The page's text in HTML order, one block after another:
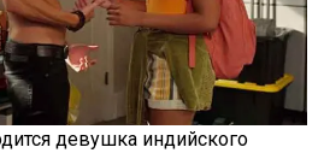
девушка индийского